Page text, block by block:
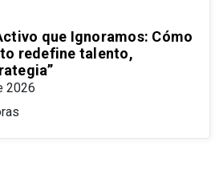
que Ignoramos: Cómo
redefine talento,
2026